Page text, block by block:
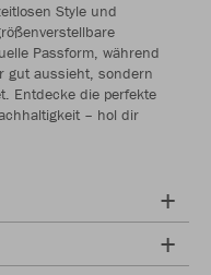
Style und
Passform, während
gut aussieht, sondern
Entdecke die perfekte
– hol dir